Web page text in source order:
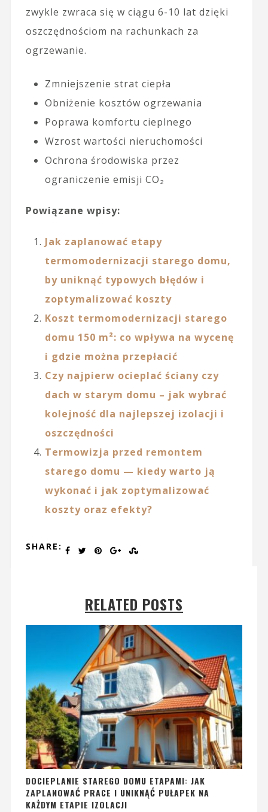
zwykle zwraca się w ciągu 6-10 lat dzięki
oszczędnościom na rachunkach za
ogrzewanie.
Zmniejszenie strat ciepła
Obniżenie kosztów ogrzewania
Poprawa komfortu cieplnego
Wzrost wartości nieruchomości
Ochrona środowiska przez
ograniczenie emisji CO₂
Powiązane wpisy:
Jak zaplanować etapy
termomodernizacji starego domu,
by uniknąć typowych błędów i
zoptymalizować koszty
Koszt termomodernizacji starego
domu 150 m²: co wpływa na wycenę
i gdzie można przepłacić
Czy najpierw ocieplać ściany czy
dach w starym domu – jak wybrać
kolejność dla najlepszej izolacji i
oszczędności
Termowizja przed remontem
starego domu — kiedy warto ją
wykonać i jak zoptymalizować
koszty oraz efekty?
SHARE:
RELATED POSTS
DOCIEPLANIE STAREGO DOMU ETAPAMI: JAK
ZAPLANOWAĆ PRACE I UNIKNĄĆ PUŁAPEK NA
KAŻDYM ETAPIE IZOLACJI